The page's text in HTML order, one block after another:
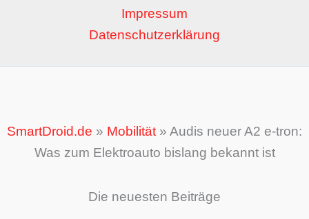
Impressum
Datenschutzerklärung
SmartDroid.de » Mobilität » Audis neuer A2 e-tron:
Was zum Elektroauto bislang bekannt ist
Die neuesten Beiträge